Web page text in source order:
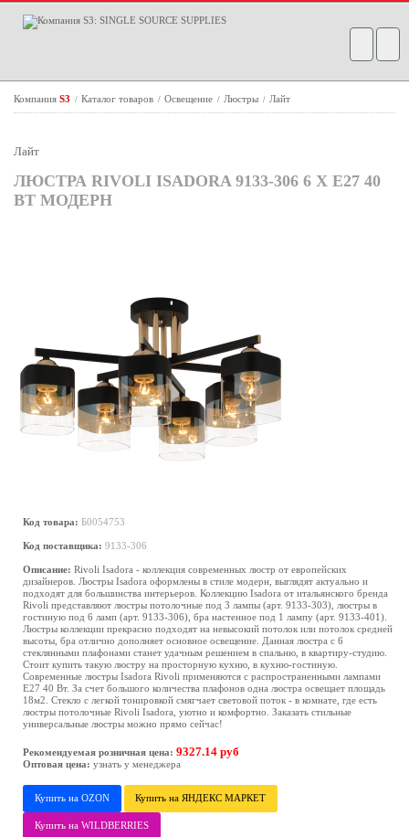
Компания S3 / Каталог товаров / Освещение / Люстры / Лайт
Лайт
ЛЮСТРА RIVOLI ISADORA 9133-306 6 Х Е27 40
ВТ МОДЕРН
Код товара: Б0054753
Код поставщика: 9133-306
Описание: Rivoli Isadora - коллекция современных люстр от европейских
дизайнеров. Люстры Isadora оформлены в стиле модерн, выглядят актуально и
подходят для большинства интерьеров. Коллекцию Isadora от итальянского бренда
Rivoli представляют люстры потолочные под 3 лампы (арт. 9133-303), люстры в
гостиную под 6 ламп (арт. 9133-306), бра настенное под 1 лампу (арт. 9133-401).
Люстры коллекции прекрасно подходят на невысокий потолок или потолок средней
высоты, бра отлично дополняет основное освещение. Данная люстра с 6
стеклянными плафонами станет удачным решением в спальню, в квартиру-студию.
Стоит купить такую люстру на просторную кухню, в кухню-гостиную.
Современные люстры Isadora Rivoli применяются с распространенными лампами
Е27 40 Вт. За счет большого количества плафонов одна люстра освещает площадь
18м2. Стекло с легкой тонировкой смягчает световой поток - в комнате, где есть
люстры потолочные Rivoli Isadora, уютно и комфортно. Заказать стильные
универсальные люстры можно прямо сейчас!
Рекомендуемая розничная цена: 9327.14 руб
Оптовая цена: узнать у менеджера
Купить на OZON Купить на ЯНДЕКС МАРКЕТ
Купить на WILDBERRIES